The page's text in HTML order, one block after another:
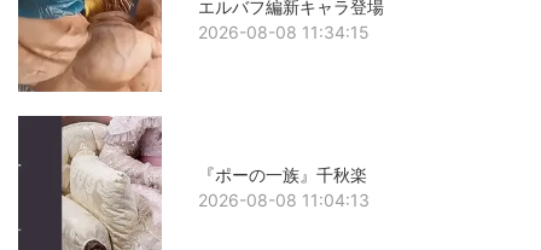
エルバフ編新キャラ登場
2026-08-08 11:34:15
『ポーの一族』千秋楽
2026-08-08 11:04:13